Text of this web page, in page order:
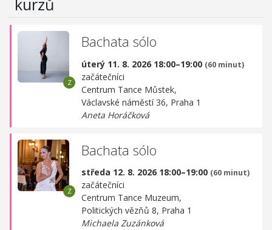
kurzů
Bachata sólo
úterý 11. 8. 2026 18:00–19:00 (60 minut)
začátečníci
Centrum Tance Můstek,
Václavské náměstí 36, Praha 1
Aneta Horáčková
Bachata sólo
středa 12. 8. 2026 18:00–19:00 (60 minut)
začátečníci
Centrum Tance Muzeum,
Politických vězňů 8, Praha 1
Michaela Zuzánková